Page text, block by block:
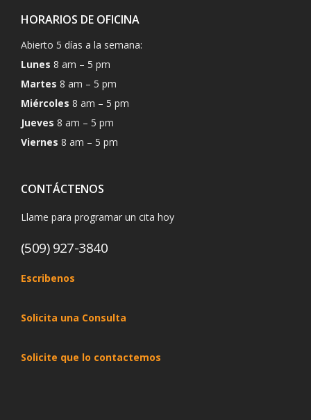
HORARIOS DE OFICINA
Abierto 5 días a la semana:
Lunes 8 am – 5 pm
Martes 8 am – 5 pm
Miércoles 8 am – 5 pm
Jueves 8 am – 5 pm
Viernes 8 am – 5 pm
CONTÁCTENOS
Llame para programar un cita hoy
(509) 927-3840
Escribenos
Solicita una Consulta
Solicite que lo contactemos